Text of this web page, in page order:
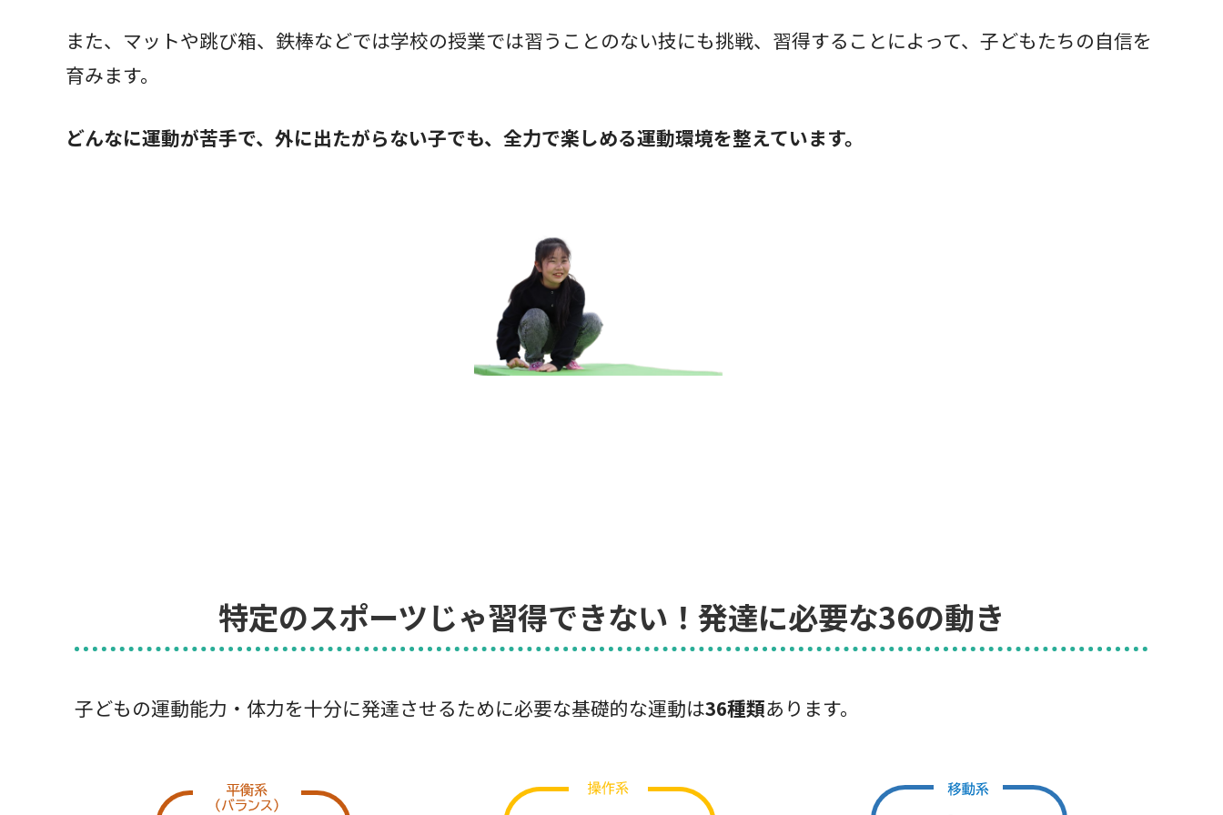
また、マットや跳び箱、鉄棒などでは学校の授業では習うことのない技にも挑戦、習得することによって、子どもたちの自信を
育みます。
どんなに運動が苦手で、外に出たがらない子でも、全力で楽しめる運動環境を整えています。
特定のスポーツじゃ習得できない！発達に必要な36の動き
子どもの運動能力・体力を十分に発達させるために必要な基礎的な運動は36種類あります。